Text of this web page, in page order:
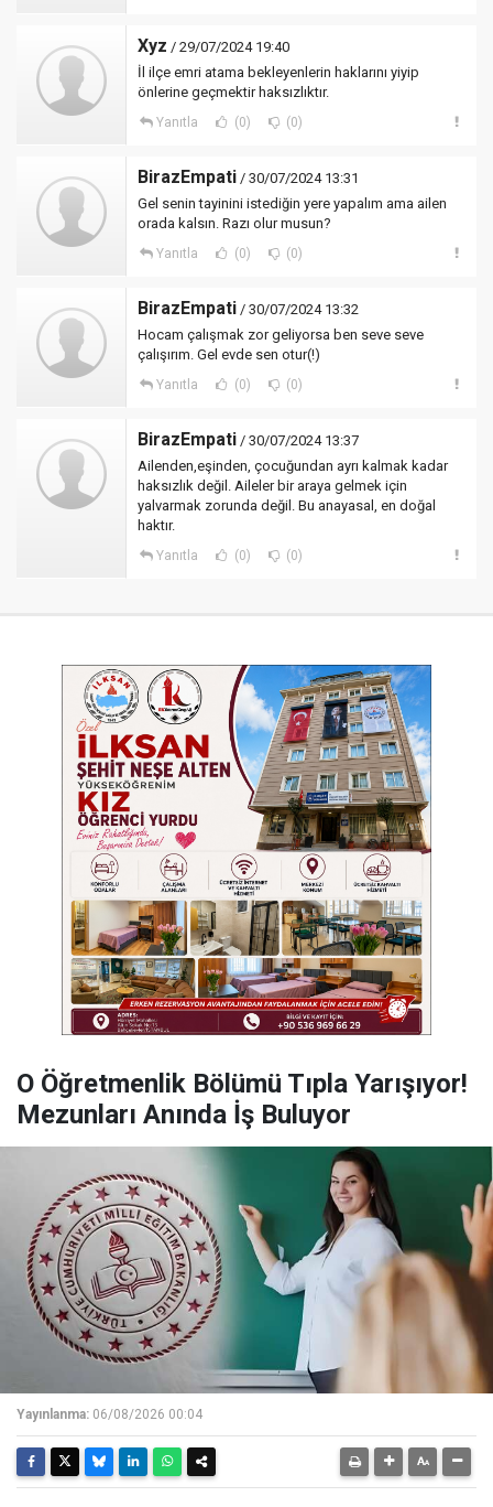
Xyz / 29/07/2024 19:40
İl ilçe emri atama bekleyenlerin haklarını yiyip
önlerine geçmektir haksızlıktır.
Yanıtla (0) (0)
BirazEmpati / 30/07/2024 13:31
Gel senin tayinini istediğin yere yapalım ama ailen
orada kalsın. Razı olur musun?
Yanıtla (0) (0)
BirazEmpati / 30/07/2024 13:32
Hocam çalışmak zor geliyorsa ben seve seve
çalışırım. Gel evde sen otur(!)
Yanıtla (0) (0)
BirazEmpati / 30/07/2024 13:37
Ailenden,eşinden, çocuğundan ayrı kalmak kadar
haksızlık değil. Aileler bir araya gelmek için
yalvarmak zorunda değil. Bu anayasal, en doğal
haktır.
Yanıtla (0) (0)
O Öğretmenlik Bölümü Tıpla Yarışıyor!
Mezunları Anında İş Buluyor
Yayınlanma: 06/08/2026 00:04